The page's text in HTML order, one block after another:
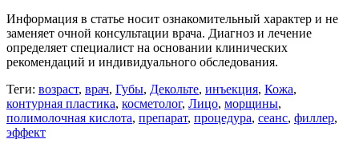
Информация в статье носит ознакомительный характер и не
заменяет очной консультации врача. Диагноз и лечение
определяет специалист на основании клинических
рекомендаций и индивидуального обследования.
Теги: возраст, врач, Губы, Декольте, инъекция, Кожа,
контурная пластика, косметолог, Лицо, морщины,
полимолочная кислота, препарат, процедура, сеанс, филлер,
эффект